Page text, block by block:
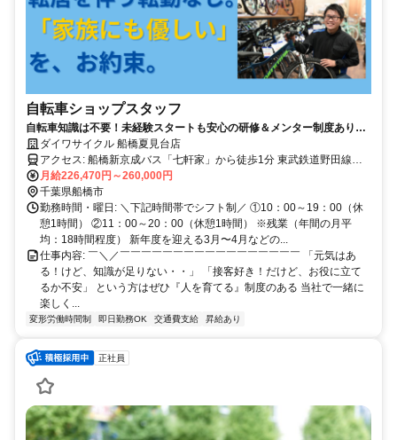
自転車ショップスタッフ
自転車知識は不要！未経験スタートも安心の研修＆メンター制度あり／
残業少なめ・ワークライフバランス充実
ダイワサイクル 船橋夏見台店
アクセス: 船橋新京成バス「七軒家」から徒歩1分 東武鉄道野田線
「塚田駅」から徒歩13分 ※自転車通勤OK（無料駐輪場あり） 自転車
の場合も交通費支給（規定あり） ※最寄駅まで自転車通勤の場合は
駐輪代支給 ※マイカー通勤不可
月給226,470円～260,000円
千葉県船橋市
勤務時間・曜日: ＼下記時間帯でシフト制／ ①10：00～19：00（休
憩1時間） ②11：00～20：00（休憩1時間） ※残業（年間の月平
均：18時間程度） 新年度を迎える3月〜4月などの...
仕事内容: ￣＼／￣￣￣￣￣￣￣￣￣￣￣￣￣￣￣￣￣ 「元気はあ
る！けど、知識が足りない・・」 「接客好き！だけど、お役に立て
るか不安」 という方はぜひ『人を育てる』制度のある 当社で一緒に
楽しく...
変形労働時間制 即日勤務OK 交通費支給 昇給あり
正社員